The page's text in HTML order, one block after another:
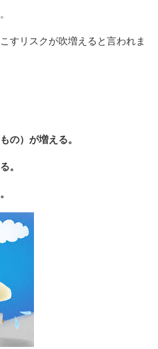
すリスクが吹増えると言われま
の）が増える。
。